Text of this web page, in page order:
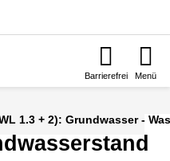
Barrierefrei Menü
1.3 + 2): Grundwasser -